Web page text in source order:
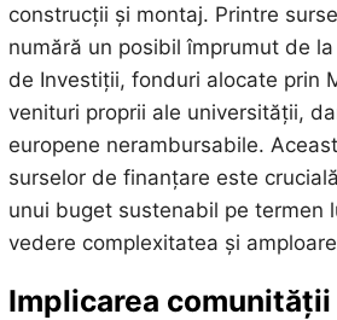
construcții și montaj. Printre
numără un posibil împrumut de
de Investiții, fonduri alocate prin
venituri proprii ale universității,
europene nerambursabile.
surselor de finanțare este
unui buget sustenabil pe termen
vedere complexitatea și
Implicarea